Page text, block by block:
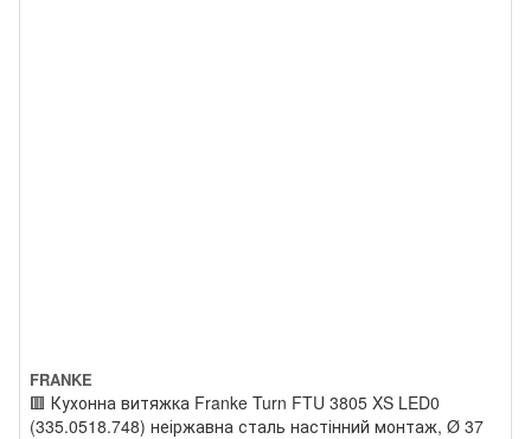
FRANKE
🟥 Кухонна витяжка Franke Turn FTU 3805 XS LED0
(335.0518.748) неіржавна сталь настінний монтаж, Ø 37